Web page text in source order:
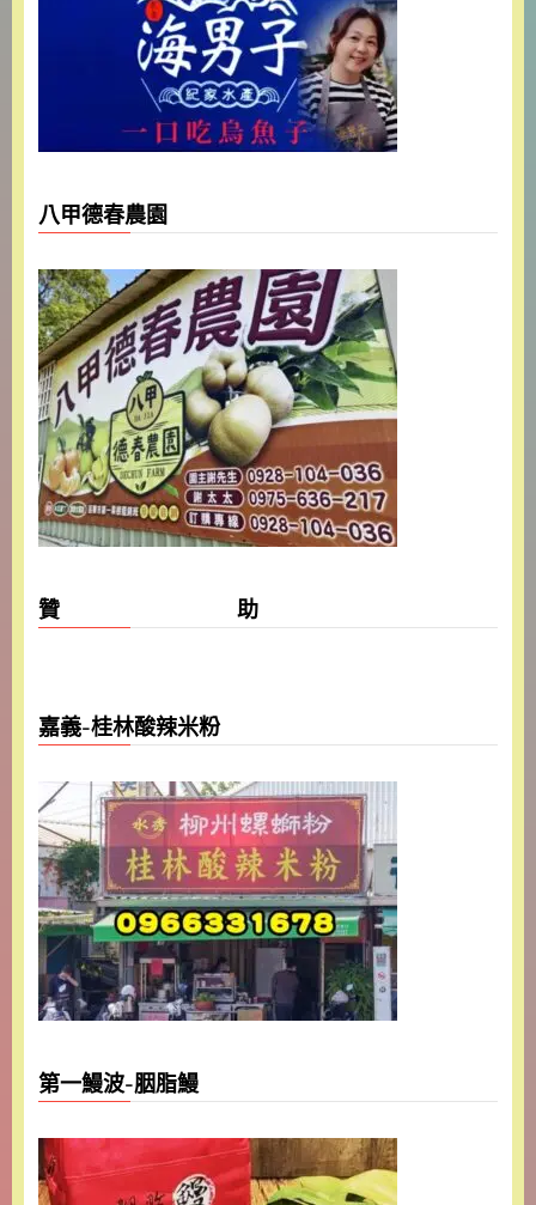
八甲德春農園
贊 助
嘉義-桂林酸辣米粉
第一鰻波-胭脂鰻